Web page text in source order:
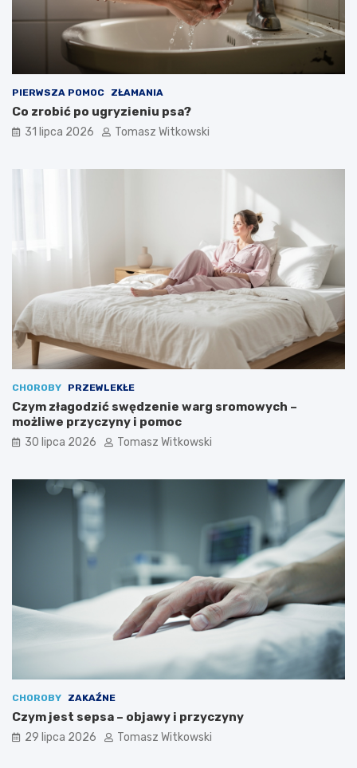
PIERWSZA POMOC ZŁAMANIA
Co zrobić po ugryzieniu psa?
31 lipca 2026 Tomasz Witkowski
CHOROBY PRZEWLEKŁE
Czym złagodzić swędzenie warg sromowych –
możliwe przyczyny i pomoc
30 lipca 2026 Tomasz Witkowski
CHOROBY ZAKAŹNE
Czym jest sepsa – objawy i przyczyny
29 lipca 2026 Tomasz Witkowski